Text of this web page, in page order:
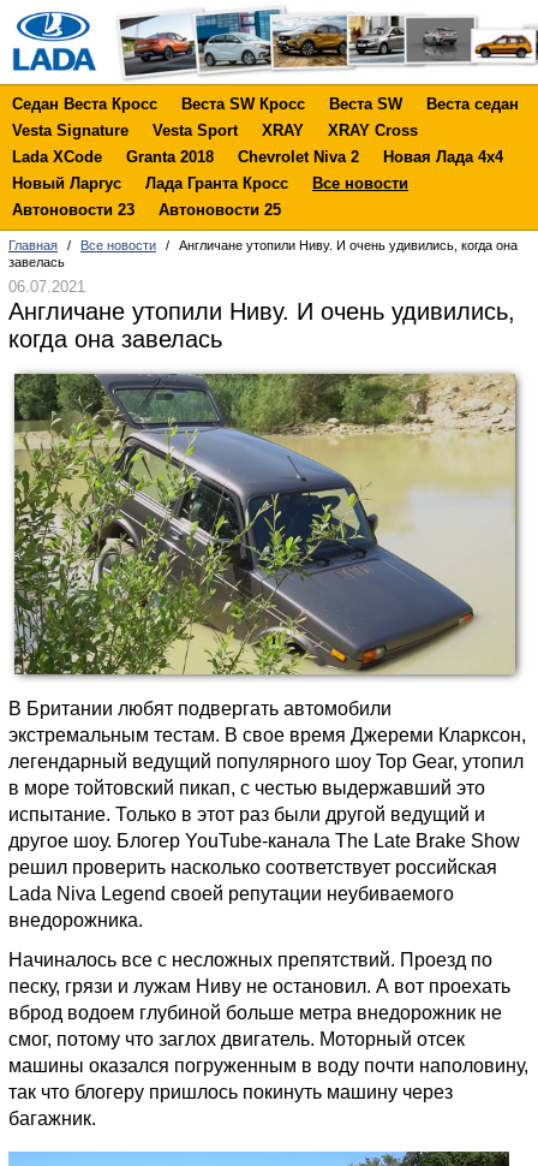
Седан Веста Кросс Веста SW Кросс Веста SW
Веста седан
Vesta Signature
Vesta Sport XRAY
XRAY Cross
Lada XCode
Granta 2018 Chevrolet Niva 2
Новая Лада 4х4
Новый Ларгус
Лада Гранта Кросс
Все новости
Автоновости 23
Автоновости 25
Главная / Все новости /
Англичане утопили Ниву. И очень удивились, когда она
завелась
06.07.2021
Англичане утопили Ниву. И очень удивились,
когда она завелась
В Британии любят подвергать автомобили
экстремальным тестам. В свое время Джереми Кларксон,
легендарный ведущий популярного шоу Top Gear, утопил
в море тойтовский пикап, с честью выдержавший это
испытание. Только в этот раз были другой ведущий и
другое шоу. Блогер YouTube-канала The Late Brake Show
решил проверить насколько соответствует российская
Lada Niva Legend своей репутации неубиваемого
внедорожника.
Начиналось все с несложных препятствий. Проезд по
песку, грязи и лужам Ниву не остановил. А вот проехать
вброд водоем глубиной больше метра внедорожник не
смог, потому что заглох двигатель. Моторный отсек
машины оказался погруженным в воду почти наполовину,
так что блогеру пришлось покинуть машину через
багажник.